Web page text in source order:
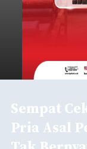
Sempat
Pria Asal